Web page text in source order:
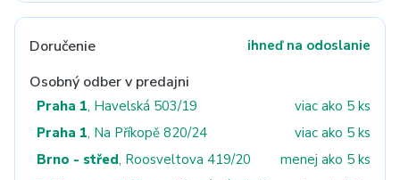
Doručenie ihneď na odoslanie
Osobný odber v predajni
Praha 1, Havelská 503/19
viac ako 5 ks
Praha 1, Na Příkopě 820/24
viac ako 5 ks
Brno - střed, Roosveltova 419/20
menej ako 5 ks